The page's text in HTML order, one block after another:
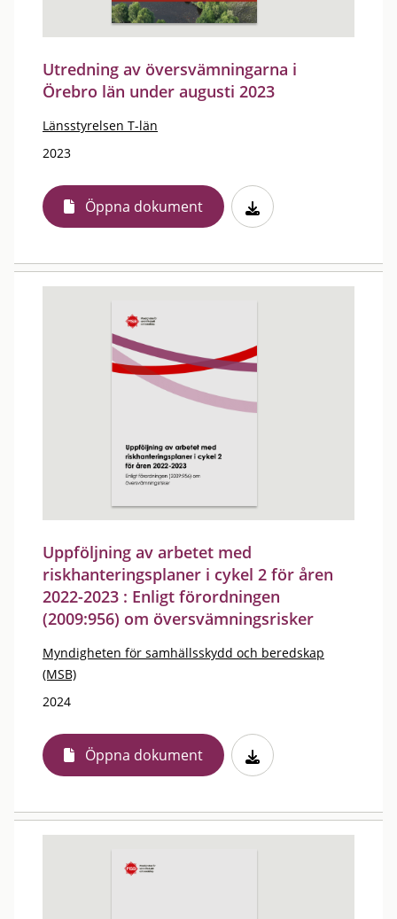
Utredning av översvämningarna i
Örebro län under augusti 2023
Länsstyrelsen T-län
2023
Öppna dokument
Uppföljning av arbetet med
riskhanteringsplaner i cykel 2 för åren
2022-2023 : Enligt förordningen
(2009:956) om översvämningsrisker
Myndigheten för samhällsskydd och beredskap
(MSB)
2024
Öppna dokument